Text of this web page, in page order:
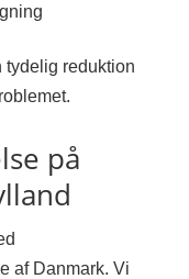
tydelig reduktion
på
af Danmark. Vi